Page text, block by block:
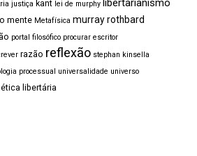
justiça kant lei de murphy
mente Metafísica murray rothbard
portal filosófico procurar escritor
razão reflexão stephan kinsella
processual universalidade universo
ética libertária